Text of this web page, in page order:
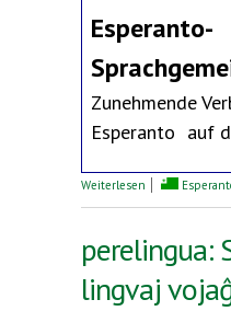
Esperanto-
Zunehmende
Esperanto auf
Weiterlesen über Erklärung
perelingua:
lingvaj